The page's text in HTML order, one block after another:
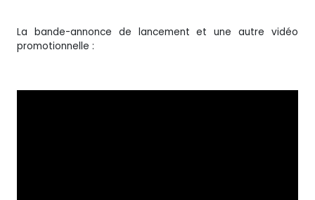
La bande-annonce de lancement et une autre vidéo
promotionnelle :